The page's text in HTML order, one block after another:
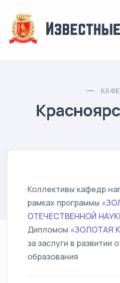
Коллективы кафедр
рамках программы
ОТЕЧЕСТВЕННОЙ
Дипломом «ЗОЛОТАЯ
за заслуги в развитии
образования